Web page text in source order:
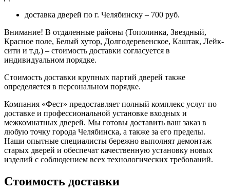
доставка дверей по г. Челябинску – 700 руб.
Внимание! В отдаленные районы (Тополинка, Звездный,
Красное поле, Белый хутор, Долгодеревенское, Каштак, Лейк-
сити и т.д.) – стоимость доставки согласуется в
индивидуальном порядке.
Стоимость доставки крупных партий дверей также
определяется в персональном порядке.
Компания «Фест» предоставляет полный комплекс услуг по
доставке и профессиональной установке входных и
межкомнатных дверей. Мы готовы доставить ваш заказ в
любую точку города Челябинска, а также за его пределы.
Наши опытные специалисты бережно выполнят демонтаж
старых дверей и обеспечат качественную установку новых
изделий с соблюдением всех технологических требований.
Стоимость доставки